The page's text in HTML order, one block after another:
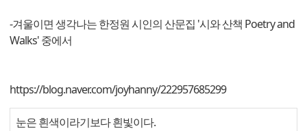
-겨울이면 생각나는 한정원 시인의 산문집 '시와 산책 Poetry and
Walks' 중에서
https://blog.naver.com/joyhanny/222957685299
눈은 흰색이라기보다 흰빛이다.